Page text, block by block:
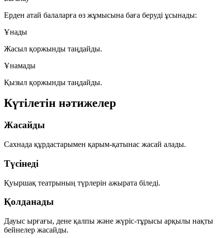
Ерден атай балаларға өз жұмысына баға беруді ұсынады:
Ұнады
Жасыл қоржынды таңдайды.
Ұнамады
Қызыл қоржынды таңдайды.
Күтілетін нәтижелер
Жасайды
Сахнада құрдастарымен қарым-қатынас жасай алады.
Түсінеді
Қуыршақ театрының түрлерін ажырата біледі.
Қолданады
Дауыс ырғағы, дене қалпы және жүріс-тұрысы арқылы нақты
бейнелер жасайды.